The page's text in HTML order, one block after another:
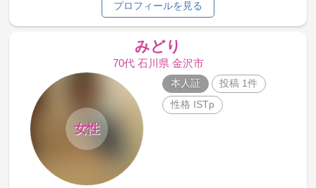
プロフィールを見る
みどり
70代 石川県 金沢市
女性
本人証
投稿 1件
性格 ISTp